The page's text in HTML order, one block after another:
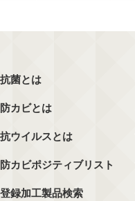
抗菌とは
防カビとは
抗ウイルスとは
防カビポジティブリスト
登録加工製品検索